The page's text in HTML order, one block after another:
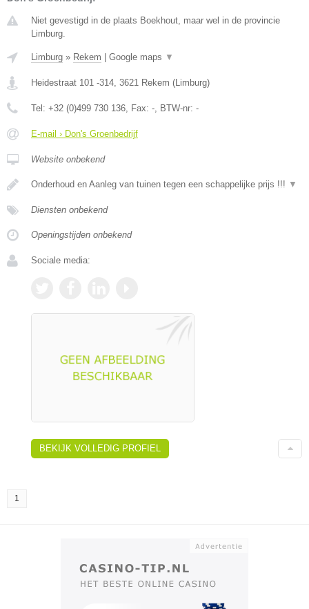
Niet gevestigd in de plaats Boekhout, maar wel in de provincie
Limburg.
Limburg » Rekem | Google maps ▼
Heidestraat 101 -314 3621 Rekem (Limburg)
Tel: +32 (0)499 730 136 , Fax: - , BTW-nr: -
E-mail › Don's Groenbedrijf
Website onbekend
Onderhoud en Aanleg van tuinen tegen een schappelijke prijs !!! ▼
Diensten onbekend
Openingstijden onbekend
Sociale media:
BEKIJK VOLLEDIG PROFIEL
1